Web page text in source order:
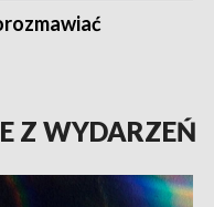
Z WYDARZEŃ